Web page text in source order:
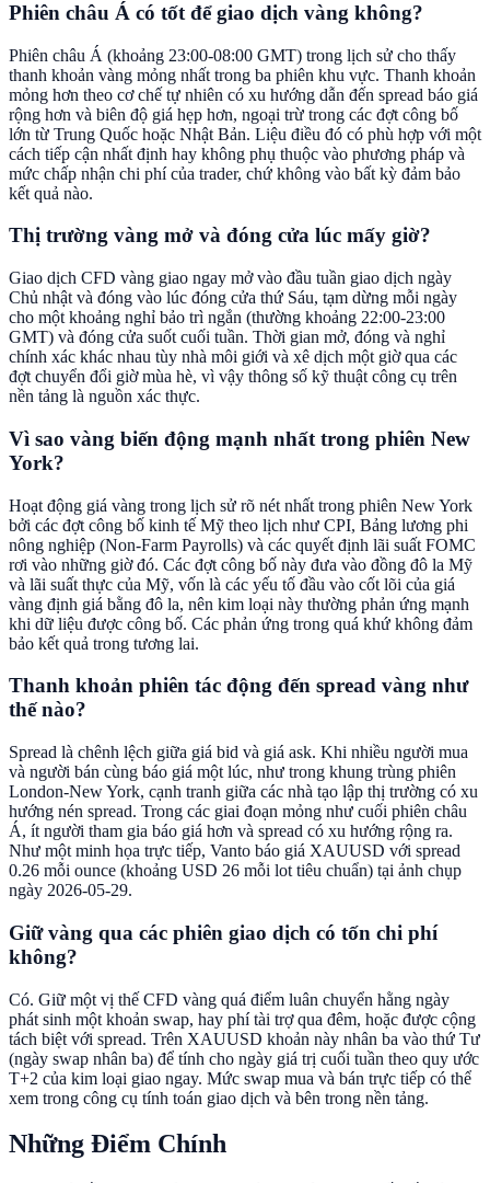
Phiên châu Á có tốt để giao dịch vàng không?
Phiên châu Á (khoảng 23:00-08:00 GMT) trong lịch sử cho thấy
thanh khoản vàng mỏng nhất trong ba phiên khu vực. Thanh khoản
mỏng hơn theo cơ chế tự nhiên có xu hướng dẫn đến spread báo giá
rộng hơn và biên độ giá hẹp hơn, ngoại trừ trong các đợt công bố
lớn từ Trung Quốc hoặc Nhật Bản. Liệu điều đó có phù hợp với một
cách tiếp cận nhất định hay không phụ thuộc vào phương pháp và
mức chấp nhận chi phí của trader, chứ không vào bất kỳ đảm bảo
kết quả nào.
Thị trường vàng mở và đóng cửa lúc mấy giờ?
Giao dịch CFD vàng giao ngay mở vào đầu tuần giao dịch ngày
Chủ nhật và đóng vào lúc đóng cửa thứ Sáu, tạm dừng mỗi ngày
cho một khoảng nghỉ bảo trì ngắn (thường khoảng 22:00-23:00
GMT) và đóng cửa suốt cuối tuần. Thời gian mở, đóng và nghỉ
chính xác khác nhau tùy nhà môi giới và xê dịch một giờ qua các
đợt chuyển đổi giờ mùa hè, vì vậy thông số kỹ thuật công cụ trên
nền tảng là nguồn xác thực.
Vì sao vàng biến động mạnh nhất trong phiên New
York?
Hoạt động giá vàng trong lịch sử rõ nét nhất trong phiên New York
bởi các đợt công bố kinh tế Mỹ theo lịch như CPI, Bảng lương phi
nông nghiệp (Non-Farm Payrolls) và các quyết định lãi suất FOMC
rơi vào những giờ đó. Các đợt công bố này đưa vào đồng đô la Mỹ
và lãi suất thực của Mỹ, vốn là các yếu tố đầu vào cốt lõi của giá
vàng định giá bằng đô la, nên kim loại này thường phản ứng mạnh
khi dữ liệu được công bố. Các phản ứng trong quá khứ không đảm
bảo kết quả trong tương lai.
Thanh khoản phiên tác động đến spread vàng như
thế nào?
Spread là chênh lệch giữa giá bid và giá ask. Khi nhiều người mua
và người bán cùng báo giá một lúc, như trong khung trùng phiên
London-New York, cạnh tranh giữa các nhà tạo lập thị trường có xu
hướng nén spread. Trong các giai đoạn mỏng như cuối phiên châu
Á, ít người tham gia báo giá hơn và spread có xu hướng rộng ra.
Như một minh họa trực tiếp, Vanto báo giá XAUUSD với spread
0.26 mỗi ounce (khoảng USD 26 mỗi lot tiêu chuẩn) tại ảnh chụp
ngày 2026-05-29.
Giữ vàng qua các phiên giao dịch có tốn chi phí
không?
Có. Giữ một vị thế CFD vàng quá điểm luân chuyển hằng ngày
phát sinh một khoản swap, hay phí tài trợ qua đêm, hoặc được cộng
tách biệt với spread. Trên XAUUSD khoản này nhân ba vào thứ Tư
(ngày swap nhân ba) để tính cho ngày giá trị cuối tuần theo quy ước
T+2 của kim loại giao ngay. Mức swap mua và bán trực tiếp có thể
xem trong công cụ tính toán giao dịch và bên trong nền tảng.
Những Điểm Chính